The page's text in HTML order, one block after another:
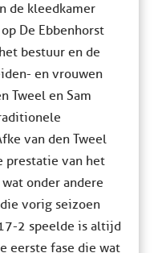
de kleedkamer
De Ebbenhorst
bestuur en de
en vrouwen
Tweel en Sam
van den Tweel
prestatie van het
onder andere
vorig seizoen
2 speelde is altijd
eerste fase die wat